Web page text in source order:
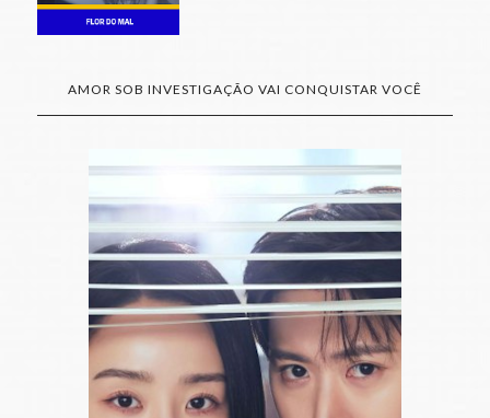
AMOR SOB INVESTIGAÇÃO VAI CONQUISTAR VOCÊ